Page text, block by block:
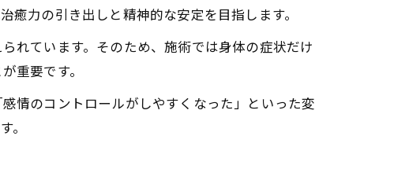
効果を高める仕組み
とは
で得られる安心感
力の引き出しと精神的な安定を目指します。
れています。そのため、施術では身体の症状だけ
重要です。
情のコントロールがしやすくなった」といった変
。